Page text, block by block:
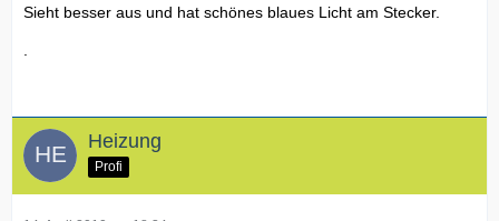
Sieht besser aus und hat schönes blaues Licht am Stecker.
Heizung
Profi